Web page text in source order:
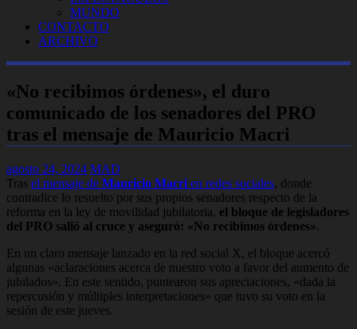
MUNDO
CONTACTO
ARCHIVO
«No recibimos órdenes», el duro
comunicado de los senadores del PRO
tras el mensaje de Mauricio Macri
agosto 24, 2024 MAD
Tras el mensaje de Mauricio Macri en redes sociales, donde
contradice lo resuelto por sus propios senadores respecto de la
reforma en la ley de movilidad jubilatoria, el bloque de legisladores
del PRO salió al cruce y aseguró: «No recibimos órdenes».
En un claro mensaje lanzado en la red social X, el bloque acercó
algunas «aclaraciones acerca de nuestro voto a favor del aumento de
jubilados». En este sentido, puntearon sus apreciaciones, «dada la
repercusión y múltiples interpretaciones» que tuvo su voto en la
sesión de este jueves.